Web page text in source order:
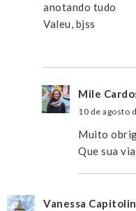
anotando tudo
Valeu, bjss
Mile
10 de agosto
Muito
Que sua
Vanessa